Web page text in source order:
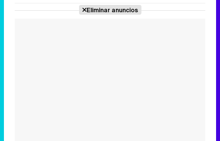
Eliminar anuncios